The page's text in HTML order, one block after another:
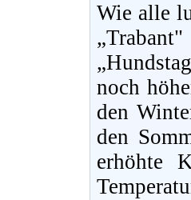
Wie alle
noch
den
den
erhöhte